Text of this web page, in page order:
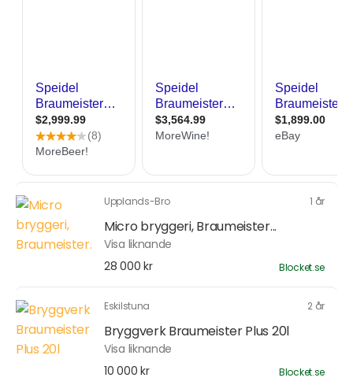
Upplands-Bro 1 år
Micro bryggeri, Braumeister...
Visa liknande
28 000 kr
Blocket.se
Eskilstuna 2 år
Bryggverk Braumeister Plus 20l
Visa liknande
10 000 kr
Blocket.se